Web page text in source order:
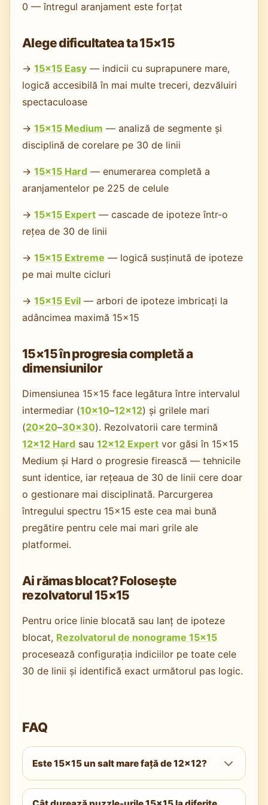
0 — întregul aranjament este forțat
Alege dificultatea ta 15×15
→ 15×15 Easy — indicii cu suprapunere mare,
logică accesibilă în mai multe treceri, dezvăluiri
spectaculoase
→ 15×15 Medium — analiză de segmente și
disciplină de corelare pe 30 de linii
→ 15×15 Hard — enumerarea completă a
aranjamentelor pe 225 de celule
→ 15×15 Expert — cascade de ipoteze într-o
rețea de 30 de linii
→ 15×15 Extreme — logică susținută de ipoteze
pe mai multe cicluri
→ 15×15 Evil — arbori de ipoteze imbricați la
adâncimea maximă 15×15
15×15 în progresia completă a
dimensiunilor
Dimensiunea 15×15 face legătura între intervalul
intermediar (10×10–12×12) și grilele mari
(20×20–30×30). Rezolvatorii care termină
12×12 Hard sau 12×12 Expert vor găsi în 15×15
Medium și Hard o progresie firească — tehnicile
sunt identice, iar rețeaua de 30 de linii cere doar
o gestionare mai disciplinată. Parcurgerea
întregului spectru 15×15 este cea mai bună
pregătire pentru cele mai mari grile ale
platformei.
Ai rămas blocat? Folosește
rezolvatorul 15×15
Pentru orice linie blocată sau lanț de ipoteze
blocat, Rezolvatorul de nonograme 15×15
procesează configurația indiciilor pe toate cele
30 de linii și identifică exact următorul pas logic.
FAQ
Este 15×15 un salt mare față de 12×12?
Ca număr de celule, da — 81 de celule în